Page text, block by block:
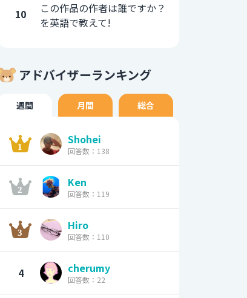
10
この作品の作者は誰ですか？
を英語で教えて!
アドバイザーランキング
週間 月間 総合
Shohei
回答数：138
Ken
回答数：119
Hiro
回答数：110
4 cherumy
回答数：22